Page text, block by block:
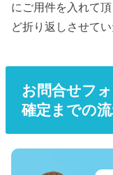
にご用件を入れて
ど折り返しさせてい
お問合せフ
確定までの流